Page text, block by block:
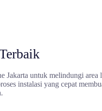
Jakarta untuk melindungi
instalasi yang cepat